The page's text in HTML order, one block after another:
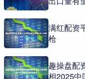
满红配资
枪
趣操盘配
相2025中